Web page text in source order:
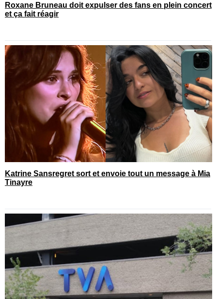
Roxane Bruneau doit expulser des fans en plein concert
et ça fait réagir
Katrine Sansregret sort et envoie tout un message à Mia
Tinayre